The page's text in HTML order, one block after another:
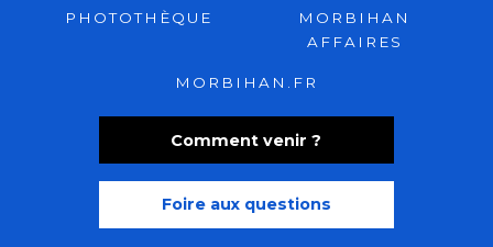
Comment venir ?
Foire aux questions
PHOTOTHÈQUE
MORBIHAN
AFFAIRES
MORBIHAN.FR